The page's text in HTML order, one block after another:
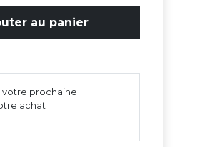
au panier
votre prochaine
achat